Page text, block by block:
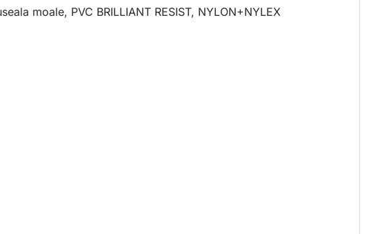
moale, PVC BRILLIANT RESIST, NYLON+NYLEX